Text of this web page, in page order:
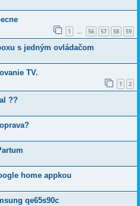
1 … 56 57 58 59
s jedným ovládačom
TV.
1 2
??
home appkou
qe65s90c